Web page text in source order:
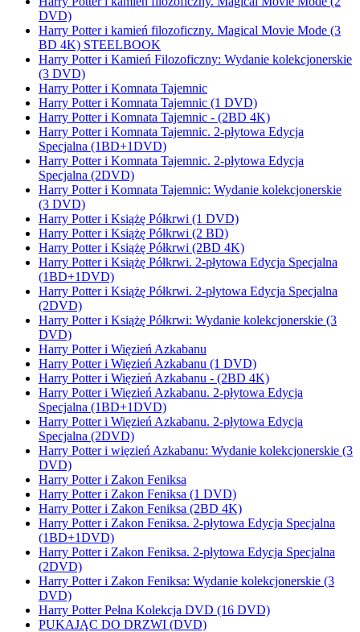
DVD)
Harry Potter i kamień filozoficzny. Magical Movie Mode (3
BD 4K) STEELBOOK
Harry Potter i Kamień Filozoficzny: Wydanie kolekcjonerskie
(3 DVD)
Harry Potter i Komnata Tajemnic
Harry Potter i Komnata Tajemnic (1 DVD)
Harry Potter i Komnata Tajemnic - (2BD 4K)
Harry Potter i Komnata Tajemnic. 2-płytowa Edycja
Specjalna (1BD+1DVD)
Harry Potter i Komnata Tajemnic. 2-płytowa Edycja
Specjalna (2DVD)
Harry Potter i Komnata Tajemnic: Wydanie kolekcjonerskie
(3 DVD)
Harry Potter i Książę Półkrwi (1 DVD)
Harry Potter i Książę Półkrwi (2 BD)
Harry Potter i Książę Półkrwi (2BD 4K)
Harry Potter i Książę Półkrwi. 2-płytowa Edycja Specjalna
(1BD+1DVD)
Harry Potter i Książę Półkrwi. 2-płytowa Edycja Specjalna
(2DVD)
Harry Potter i Książę Półkrwi: Wydanie kolekcjonerskie (3
DVD)
Harry Potter i Więzień Azkabanu
Harry Potter i Więzień Azkabanu (1 DVD)
Harry Potter i Więzień Azkabanu - (2BD 4K)
Harry Potter i Więzień Azkabanu. 2-płytowa Edycja
Specjalna (1BD+1DVD)
Harry Potter i Więzień Azkabanu. 2-płytowa Edycja
Specjalna (2DVD)
Harry Potter i więzień Azkabanu: Wydanie kolekcjonerskie (3
DVD)
Harry Potter i Zakon Feniksa
Harry Potter i Zakon Feniksa (1 DVD)
Harry Potter i Zakon Feniksa (2BD 4K)
Harry Potter i Zakon Feniksa. 2-płytowa Edycja Specjalna
(1BD+1DVD)
Harry Potter i Zakon Feniksa. 2-płytowa Edycja Specjalna
(2DVD)
Harry Potter i Zakon Feniksa: Wydanie kolekcjonerskie (3
DVD)
Harry Potter Pełna Kolekcja DVD (16 DVD)
PUKAJĄC DO DRZWI (DVD)